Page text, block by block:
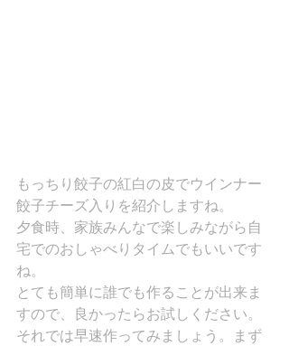
もっちり餃子の紅白の皮でウインナー
餃子チーズ入りを紹介しますね。
夕食時、家族みんなで楽しみながら自
宅でのおしゃべりタイムでもいいです
ね。
とても簡単に誰でも作ることが出来ま
すので、良かったらお試しください。
それでは早速作ってみましょう。まず